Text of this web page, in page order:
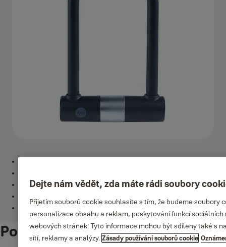
Držák zámku na kolo - součást balení
Výška zamykacího oka 19,2 cm
Podobné produkty
Dejte nám vědět, zda máte rádi soubory
Přijetím souborů cookie souhlasíte s tím, že budeme soubory
personalizace obsahu a reklam, poskytování funkcí sociálních
webových stránek. Tyto informace mohou být sdíleny také s
sítí, reklamy a analýzy.Zásady používání souborů cookie